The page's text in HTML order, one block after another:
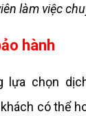
làm việc
hành
lựa chọn
có thể